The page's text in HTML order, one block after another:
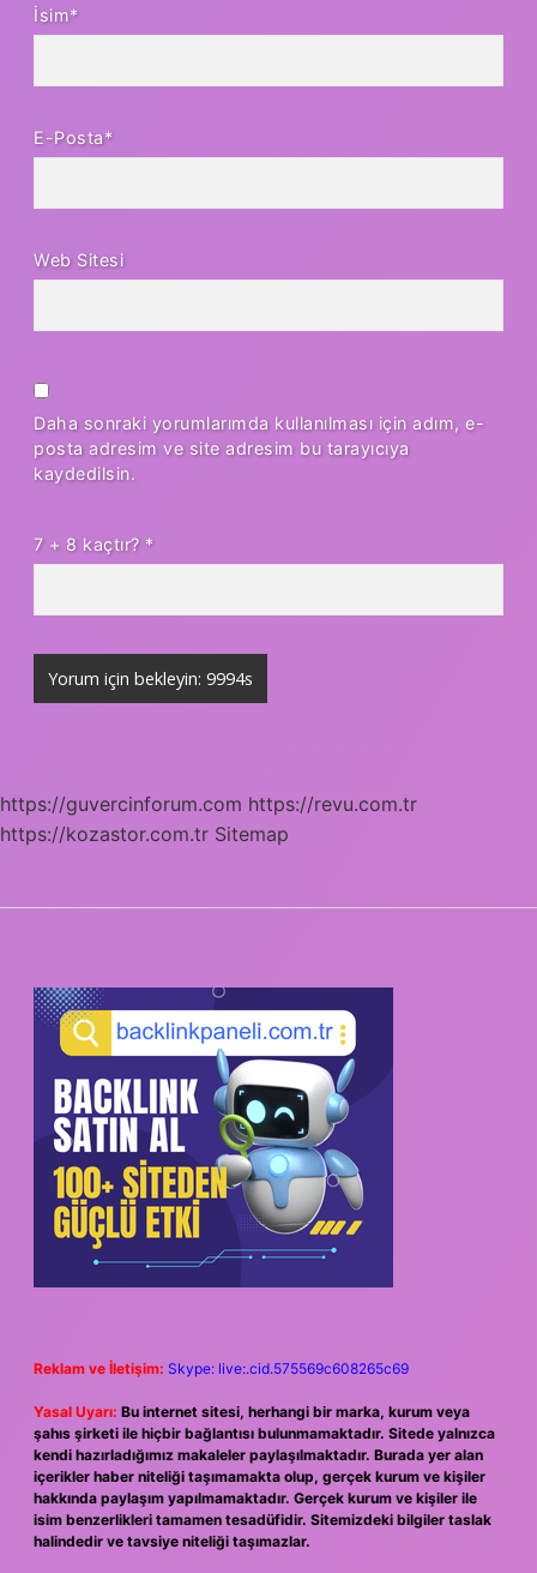
İsim*
E-Posta*
Web Sitesi
Daha sonraki yorumlarımda kullanılması için adım, e-
posta adresim ve site adresim bu tarayıcıya
kaydedilsin.
7 + 8 kaçtır? *
https://guvercinforum.com https://revu.com.tr
https://kozastor.com.tr Sitemap
SIDEBAR
Reklam ve İletişim: Skype: live:.cid.575569c608265c69
Yasal Uyarı: Bu internet sitesi, herhangi bir marka, kurum veya
şahıs şirketi ile hiçbir bağlantısı bulunmamaktadır. Sitede yalnızca
kendi hazırladığımız makaleler paylaşılmaktadır. Burada yer alan
içerikler haber niteliği taşımamakta olup, gerçek kurum ve kişiler
hakkında paylaşım yapılmamaktadır. Gerçek kurum ve kişiler ile
isim benzerlikleri tamamen tesadüfidir. Sitemizdeki bilgiler taslak
halindedir ve tavsiye niteliği taşımazlar.